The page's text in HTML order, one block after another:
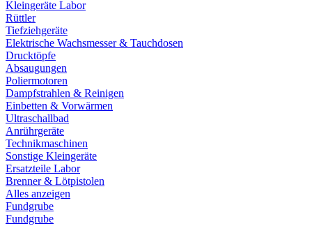
Kleingeräte Labor
Rüttler
Tiefziehgeräte
Elektrische Wachsmesser & Tauchdosen
Drucktöpfe
Absaugungen
Poliermotoren
Dampfstrahlen & Reinigen
Einbetten & Vorwärmen
Ultraschallbad
Anrührgeräte
Technikmaschinen
Sonstige Kleingeräte
Ersatzteile Labor
Brenner & Lötpistolen
Alles anzeigen
Fundgrube
Fundgrube